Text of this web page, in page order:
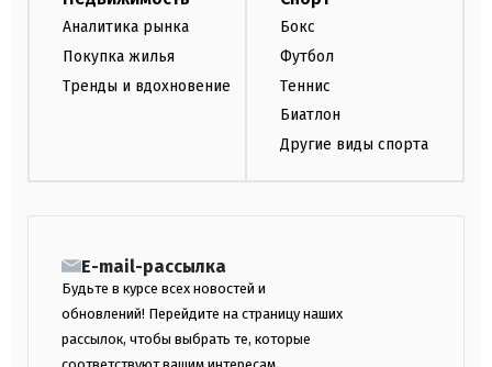
Аналитика рынка
Покупка жилья
Тренды и вдохновение
Бокс
Футбол
Теннис
Биатлон
Другие виды спорта
E-mail-рассылка
Будьте в курсе всех новостей и
обновлений! Перейдите на страницу наших
рассылок, чтобы выбрать те, которые